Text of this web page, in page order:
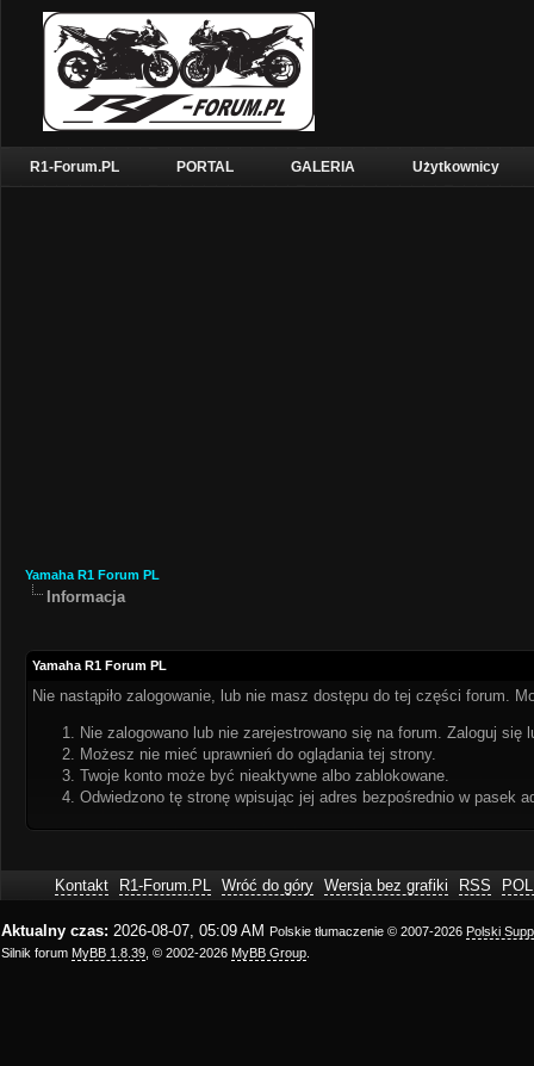
R1-Forum.PL PORTAL GALERIA Użytkownicy
Yamaha R1 Forum PL
Informacja
Yamaha R1 Forum PL
Nie nastąpiło zalogowanie, lub nie masz dostępu do tej części forum.
Nie zalogowano lub nie zarejestrowano się na forum. Zaloguj się
Możesz nie mieć uprawnień do oglądania tej strony.
Twoje konto może być nieaktywne albo zablokowane.
Odwiedzono tę stronę wpisując jej adres bezpośrednio w pasek
Kontakt R1-Forum.PL Wróć do góry Wersja bez grafiki RSS
Aktualny czas: 2026-08-07, 05:09 AM Polskie tłumaczenie © 2007-2026 Polski
Silnik forum MyBB 1.8.39 , © 2002-2026 MyBB Group